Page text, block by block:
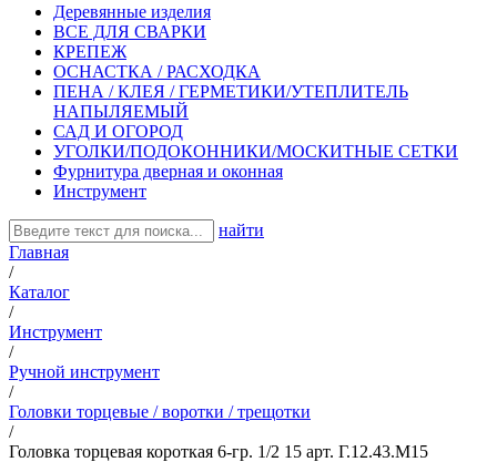
Деревянные изделия
ВСЕ ДЛЯ СВАРКИ
КРЕПЕЖ
ОСНАСТКА / РАСХОДКА
ПЕНА / КЛЕЯ / ГЕРМЕТИКИ/УТЕПЛИТЕЛЬ
НАПЫЛЯЕМЫЙ
САД И ОГОРОД
УГОЛКИ/ПОДОКОННИКИ/МОСКИТНЫЕ СЕТКИ
Фурнитура дверная и оконная
Инструмент
найти
Главная
/
Каталог
/
Инструмент
/
Ручной инструмент
/
Головки торцевые / воротки / трещотки
/
Головка торцевая короткая 6-гр. 1/2 15 арт. Г.12.43.М15